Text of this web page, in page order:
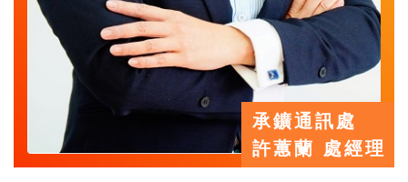
承鑛通訊處
許蕙蘭 處經理